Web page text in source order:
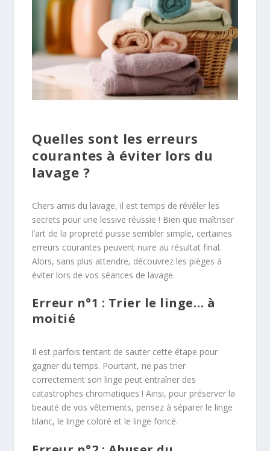
Quelles sont les erreurs
courantes à éviter lors du
lavage ?
Chers amis du lavage, il est temps de révéler les
secrets pour une lessive réussie ! Bien que maîtriser
l’art de la propreté puisse sembler simple, certaines
erreurs courantes peuvent nuire au résultat final.
Alors, sans plus attendre, découvrez les pièges à
éviter lors de vos séances de lavage.
Erreur n°1 : Trier le linge… à
moitié
Il est parfois tentant de sauter cette étape pour
gagner du temps. Pourtant, ne pas trier
correctement son linge peut entraîner des
catastrophes chromatiques ! Ainsi, pour préserver la
beauté de vos vêtements, pensez à séparer le linge
blanc, le linge coloré et le linge foncé.